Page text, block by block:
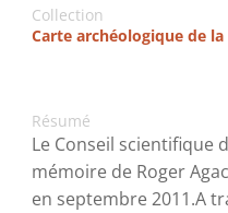
Collection
Carte archéologique de la
Résumé
Le Conseil scientifique
mémoire de Roger
en septembre 2011.A